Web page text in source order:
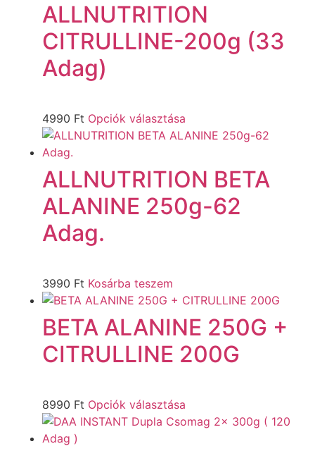
ALLNUTRITION
CITRULLINE-200g (33
Adag)
4990 Ft Opciók választása
ALLNUTRITION BETA
ALANINE 250g-62
Adag.
3990 Ft Kosárba teszem
BETA ALANINE 250G +
CITRULLINE 200G
8990 Ft Opciók választása